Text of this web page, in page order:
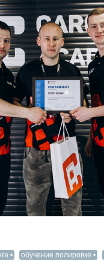
обучение полировке